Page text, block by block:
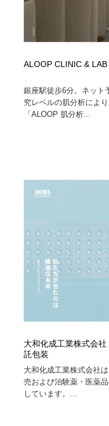
ALOOP CLINIC & LAB
銀座駅徒歩6分。ネット
究レベルの肌分析によ
「ALOOP 肌分析...
大和化成工業株式会
託包装
大和化成工業株式会社
売および治験薬・医薬
しています。...